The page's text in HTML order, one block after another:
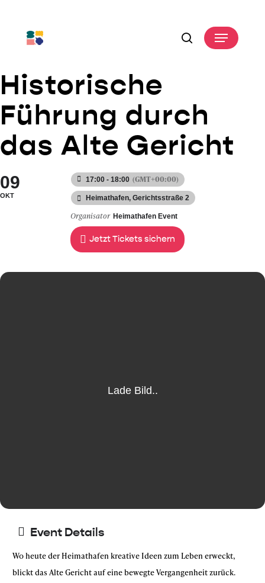
search
Menu
Historische
Führung durch
das Alte Gericht
09
OKT
17:00 - 18:00 (GMT+00:00)
Heimathafen, Gerichtsstraße 2
Organisator Heimathafen Event
Jetzt Tickets sichern
Event Details
Wo heute der Heimathafen kreative Ideen zum Leben erweckt,
blickt das Alte Gericht auf eine bewegte Vergangenheit zurück.